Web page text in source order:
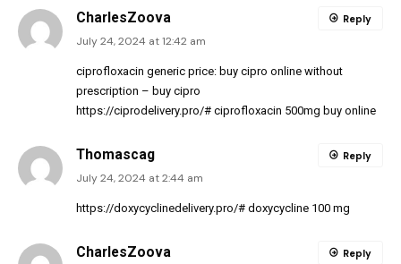
CharlesZoova
July 24, 2024 at 12:42 am
ciprofloxacin generic price: buy cipro online without
prescription – buy cipro
https://ciprodelivery.pro/# ciprofloxacin 500mg buy online
Reply
Thomascag
July 24, 2024 at 2:44 am
https://doxycyclinedelivery.pro/# doxycycline 100 mg
Reply
CharlesZoova Reply